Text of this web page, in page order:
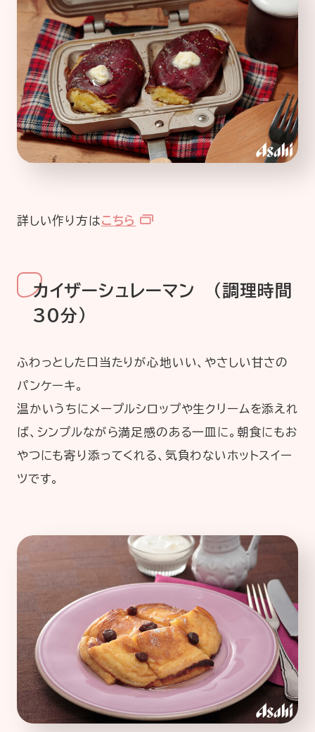
詳しい作り方はこちら
カイザーシュレーマン （調理時間
30分）
ふわっとした口当たりが心地いい、やさしい甘さの
パンケーキ。
温かいうちにメープルシロップや生クリームを添えれ
ば、シンプルながら満足感のある一皿に。朝食にもお
やつにも寄り添ってくれる、気負わないホットスイー
ツです。